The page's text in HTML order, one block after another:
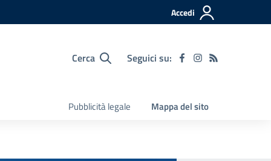
Accedi
Cerca Seguici su:
Pubblicità legale Mappa del sito